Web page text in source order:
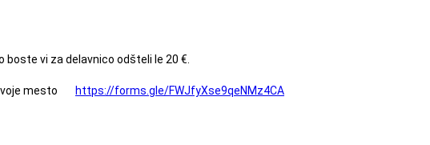
vi za delavnico odšteli le 20 €.
mesto https://forms.gle/FWJfyXse9qeNMz4CA